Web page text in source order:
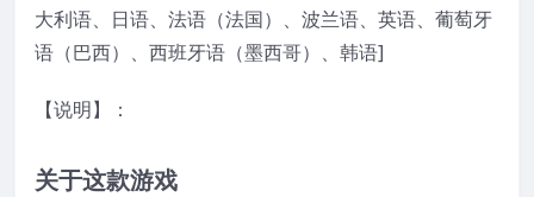
大利语、日语、法语（法国）、波兰语、英语、葡萄牙
语（巴西）、西班牙语（墨西哥）、韩语]
【说明】：
关于这款游戏